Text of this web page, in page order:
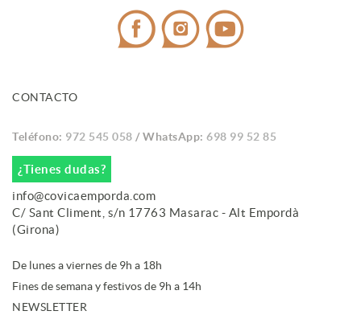
CONTACTO
Teléfono: 972 545 058 / WhatsApp: 698 99 52 85
¿Tienes dudas?
info@covicaemporda.com
C/ Sant Climent, s/n 17763 Masarac - Alt Empordà
(Girona)
De lunes a viernes de 9h a 18h
Fines de semana y festivos de 9h a 14h
NEWSLETTER